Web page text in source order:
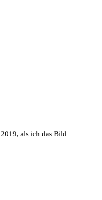
als ich das Bild